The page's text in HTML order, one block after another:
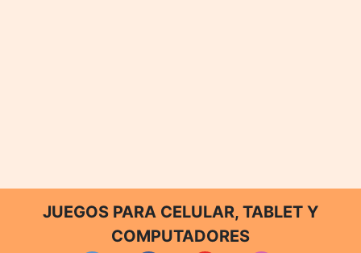
JUEGOS PARA CELULAR, TABLET Y
COMPUTADORES